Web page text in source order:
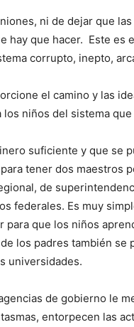
ni de dejar que
hay que hacer. Este es
corrupto, inepto,
el camino y las
los niños del sistema
suficiente y que se
tener dos maestros
de
federales. Es muy
que los niños
los padres también se
universidades.
de gobierno le
entorpecen las